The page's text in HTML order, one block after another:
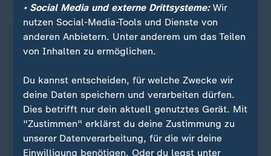
• Social Media und externe Drittsysteme:Wir
nutzen Social-Media-Tools und Dienste von
anderen Anbietern. Unter anderem um das Teilen
von Inhalten zu ermöglichen.
Du kannst entscheiden, für welche Zwecke wir
deine Daten speichern und verarbeiten dürfen.
Dies betrifft nur dein aktuell genutztes Gerät. Mit
"Zustimmen" erklärst du deine Zustimmung zu
unserer Datenverarbeitung, für die wir deine
Einwilligung benötigen. Oder du legst unter